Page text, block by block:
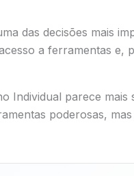
das decisões mais
a ferramentas e,
Individual parece
poderosas,